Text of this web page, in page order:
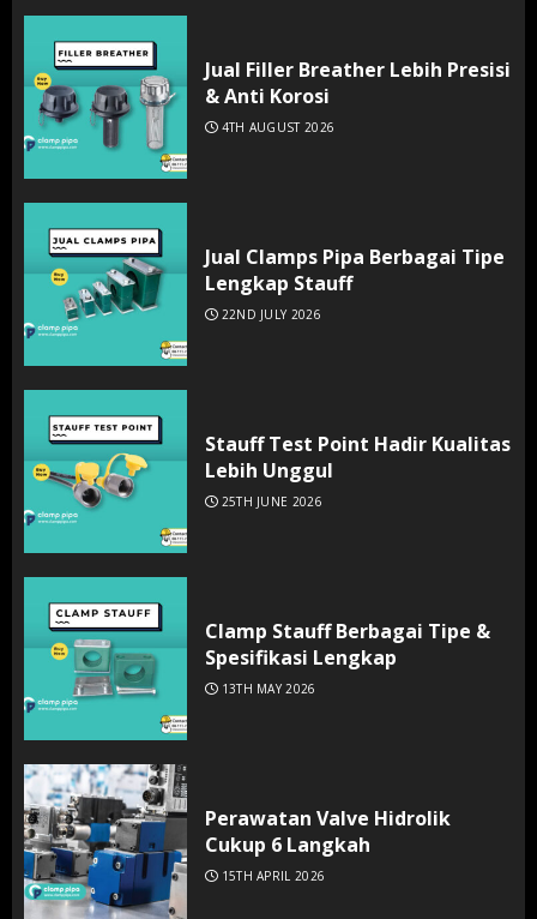
Jual Filler Breather Lebih Presisi
& Anti Korosi
4TH AUGUST 2026
Jual Clamps Pipa Berbagai Tipe
Lengkap Stauff
22ND JULY 2026
Stauff Test Point Hadir Kualitas
Lebih Unggul
25TH JUNE 2026
Clamp Stauff Berbagai Tipe &
Spesifikasi Lengkap
13TH MAY 2026
Perawatan Valve Hidrolik
Cukup 6 Langkah
15TH APRIL 2026